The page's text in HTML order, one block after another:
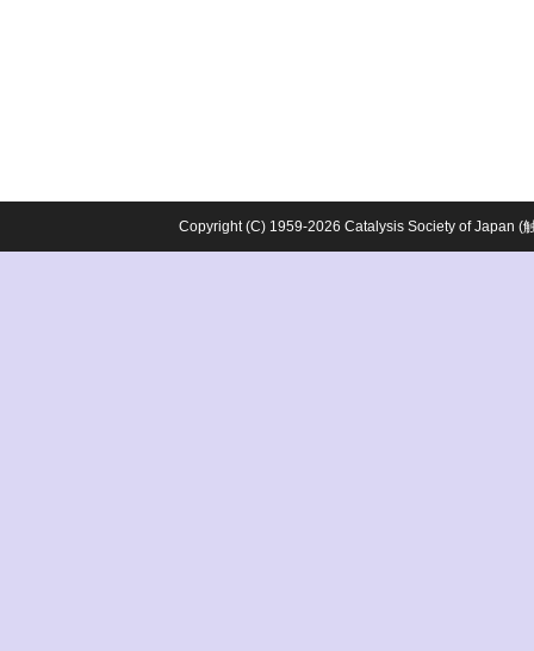
Copyright (C) 1959-2026 Catalysis Society of Japan (